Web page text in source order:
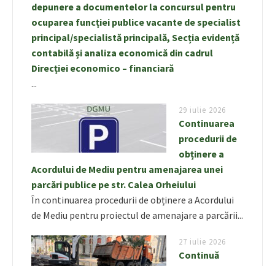
depunere a documentelor la concursul pentru
ocuparea funcției publice vacante de specialist
principal/specialistă principală, Secția evidență
contabilă și analiza economică din cadrul
Direcției economico – financiară
...
29 iulie 2026
Continuarea
procedurii de
obținere a
Acordului de Mediu pentru amenajarea unei
parcări publice pe str. Calea Orheiului
În continuarea procedurii de obținere a Acordului
de Mediu pentru proiectul de amenajare a parcării...
27 iulie 2026
Continuă